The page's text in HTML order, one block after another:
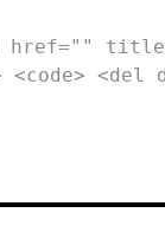
href=""
<del